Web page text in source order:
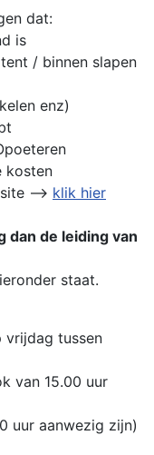
dat:
is
/ binnen slapen
enz)
kosten
--> klik hier
dan de leiding van
staat.
vrijdag tussen
van 15.00 uur
uur aanwezig zijn)